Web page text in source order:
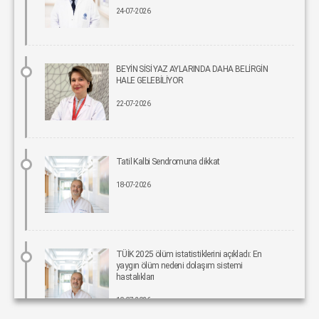
İmplant tedavisinde aynı gün yeni diş mümkün
15-06-2026 12:00
Parkinson riskinde çevresel faktörler öne çıkıyor!
15-06-2026 12:00
Fonksiyonel Tıp Hastalığın Değil, Nedenin Peşine Düşüyor
Sigara Kullanım ve Bırakma Davranışları Akademisi Ulusal Tütün
Kontrolü Kongresi’nde Yer Aldı
10-06-2026 12:00
Gerçekleştirildi
08-06-2026 12:00
Pankreas kanserinde umut veren gelişme: Yeni tedavi, yaşam süresini
yaklaşık iki katına çıkarabilir.
24-07-2026
BEYİN SİSİ YAZ AYLARINDA DAHA BELİRGİN
HALE GELEBİLİYOR
22-07-2026
Tatil Kalbi Sendromuna dikkat
18-07-2026
TÜİK 2025 ölüm istatistiklerini açıkladı: En
yaygın ölüm nedeni dolaşım sistemi
hastalıkları
10-07-2026